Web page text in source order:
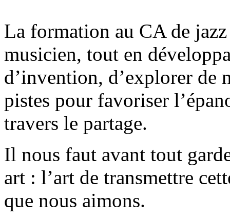
La formation au CA de
musicien, tout en
d’invention, d’explorer de
pistes pour favoriser
travers le partage.
Il nous faut avant tout
art : l’art de transmettre
que nous aimons.